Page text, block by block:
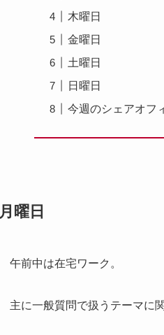
木曜日
金曜日
土曜日
日曜日
今週のシェアオフ
月曜日
午前中は在宅ワーク。
主に一般質問で扱うテーマに